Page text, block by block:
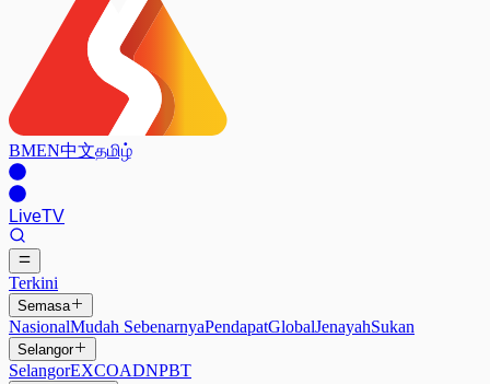
BMEN中文தமிழ்
LiveTV
Terkini
Semasa
NasionalMudah SebenarnyaPendapatGlobalJenayahSukan
Selangor
SelangorEXCOADNPBT